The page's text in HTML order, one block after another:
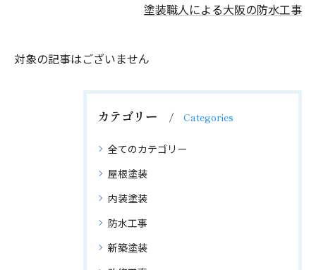
塗装職人による大阪の防水工事
対象の記事はございません
カテゴリー Categories
全てのカテゴリー
屋根塗装
内装塗装
防水工事
新築塗装